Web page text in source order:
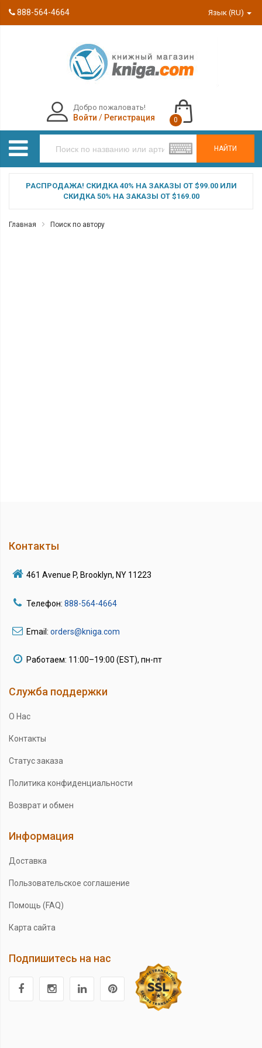
888-564-4664 Язык (RU)
НАЙТИ
Добро пожаловать!
Войти / Регистрация 0
РАСПРОДАЖА! СКИДКА 40% НА ЗАКАЗЫ ОТ $99.00 ИЛИ
СКИДКА 50% НА ЗАКАЗЫ ОТ $169.00
Главная Поиск по автору
Контакты
461 Avenue P, Brooklyn, NY 11223
Телефон: 888-564-4664
Email: orders@kniga.com
Работаем: 11:00–19:00 (EST), пн-пт
Служба поддержки
О Нас
Контакты
Статус заказа
Политика конфиденциальности
Возврат и обмен
Информация
Доставка
Пользовательское соглашение
Помощь (FAQ)
Карта сайта
Подпишитесь на нас